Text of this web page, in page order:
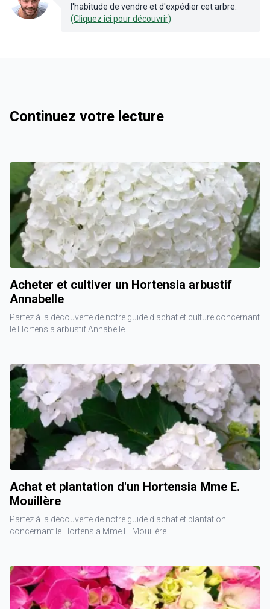
l'habitude de vendre et d'expédier cet arbre.
(Cliquez ici pour découvrir)
Continuez votre lecture
Acheter et cultiver un Hortensia arbustif
Annabelle
Partez à la découverte de notre guide d'achat et culture concernant
le Hortensia arbustif Annabelle.
Achat et plantation d'un Hortensia Mme E.
Mouillère
Partez à la découverte de notre guide d'achat et plantation
concernant le Hortensia Mme E. Mouillère.